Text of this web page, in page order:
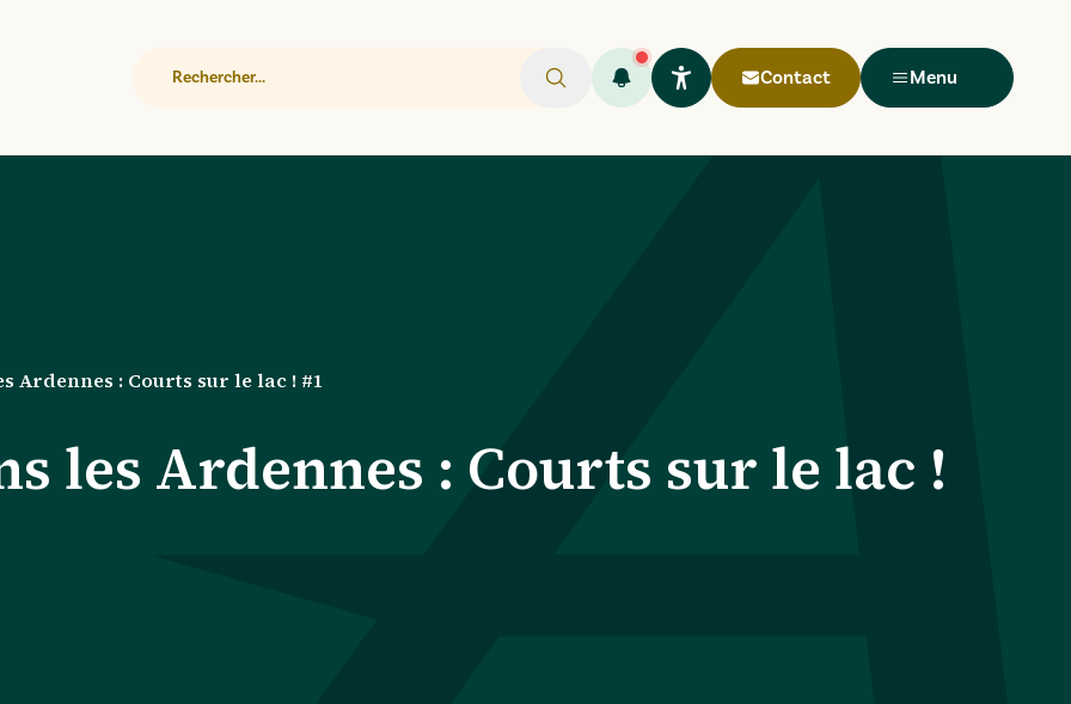
Rechercher
Flash infos (1)
Ouvrir le widget Lisio
Contact Menu
Ardennes : Courts sur le lac ! #1
les Ardennes : Courts sur le lac !